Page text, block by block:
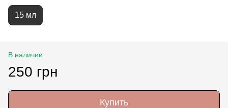
15 мл
В наличии
250 грн
Купить